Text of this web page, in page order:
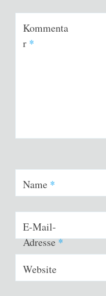
Kommenta
r *
Name *
E-Mail-
Adresse*
Website